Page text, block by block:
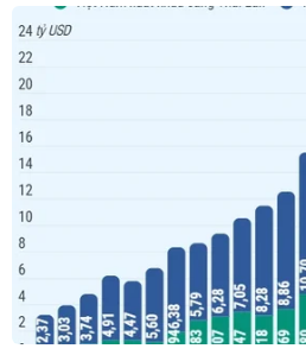
#Chứng khoán Mỹ
#Chỉ số công nghiệp Dow Jones
Mỹ